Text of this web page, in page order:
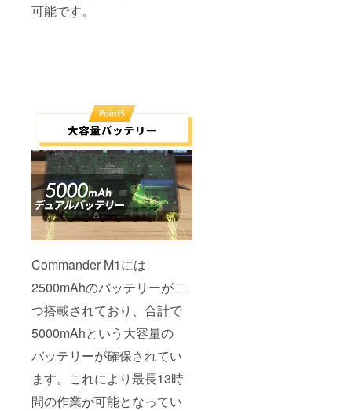
可能です。
Commander M1には
2500mAhのバッテリーが二
つ搭載されており、合計で
5000mAhという大容量の
バッテリーが確保されてい
ます。これにより最長13時
間の作業が可能となってい